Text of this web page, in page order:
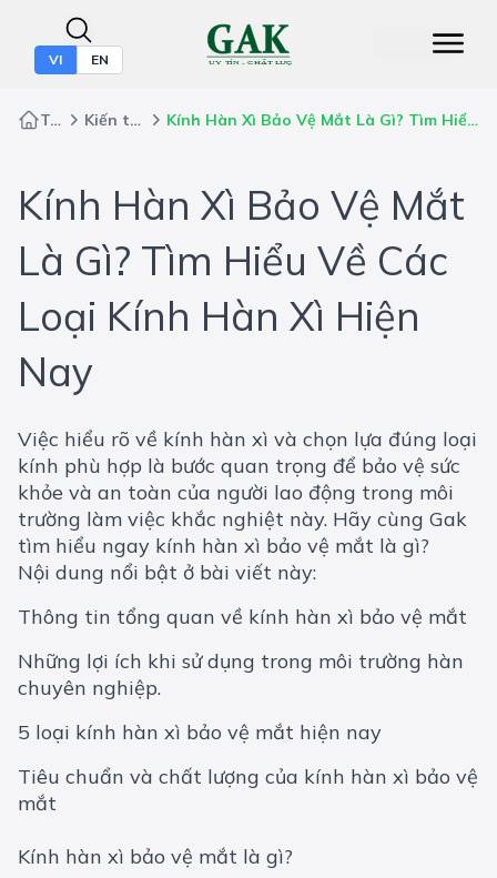
VI EN
Trang chủ Kiến thức bảo hộ Kính Hàn Xì Bảo Vệ Mắt Là Gì? Tìm Hiểu Về Các Loại Kính Hàn Xì Hiện Nay
Kính Hàn Xì Bảo Vệ Mắt
Là Gì? Tìm Hiểu Về Các
Loại Kính Hàn Xì Hiện
Nay
Việc hiểu rõ về kính hàn xì và chọn lựa đúng loại
kính phù hợp là bước quan trọng để bảo vệ sức
khỏe và an toàn của người lao động trong môi
trường làm việc khắc nghiệt này. Hãy cùng Gak
tìm hiểu ngay kính hàn xì bảo vệ mắt là gì?
Nội dung nổi bật ở bài viết này:
Thông tin tổng quan về kính hàn xì bảo vệ mắt
Những lợi ích khi sử dụng trong môi trường hàn
chuyên nghiệp.
5 loại kính hàn xì bảo vệ mắt hiện nay
Tiêu chuẩn và chất lượng của kính hàn xì bảo vệ
mắt
Kính hàn xì bảo vệ mắt là gì?